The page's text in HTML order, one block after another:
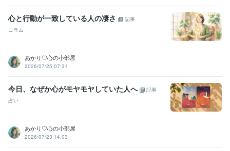
心と行動が一致している人の凄さ
記事
コラム
あかり♡心の小部屋
2026/07/25 07:31
今日、なぜか心がモヤモヤしていた人へ
記事
占い
あかり♡心の小部屋
2026/07/23 14:03